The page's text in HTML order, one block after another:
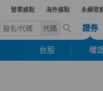
營業據點 海外據點 永續發
代碼 證券
台股 權